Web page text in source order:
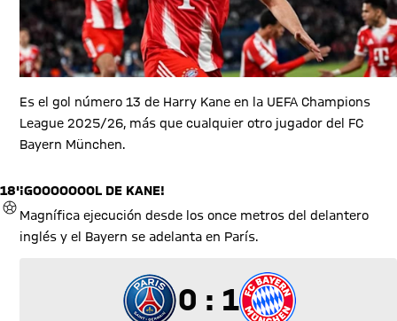
Es el gol número 13 de Harry Kane en la UEFA Champions
League 2025/26, más que cualquier otro jugador del FC
Bayern München.
18'
GOL
¡GOOOOOOOL DE KANE!
Magnífica ejecución desde los once metros del delantero
inglés y el Bayern se adelanta en París.
0 a 1
0 : 1